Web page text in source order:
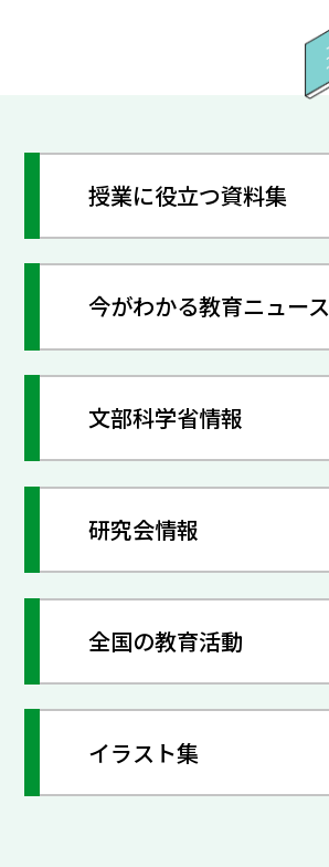
授業に役立つ資料集
今がわかる教育ニュース
文部科学省情報
研究会情報
全国の教育活動
イラスト集